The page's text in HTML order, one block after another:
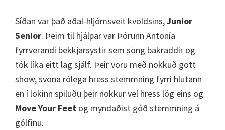
Síðan var það aðal-hljómsveit kvöldsins,Junior
Senior. Þeim til hjálpar var Þórunn Antonía
fyrrverandi bekkjarsystir sem söng bakraddir og
tók líka eitt lag sjálf. Þeir voru með nokkuð gott
show, svona rólega hress stemmning fyrri hlutann
en í lokinn spiluðu þeir nokkur vel hress lög eins og
Move Your Feet og myndaðist góð stemmning á
gólfinu.